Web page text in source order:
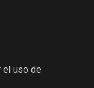
el uso de